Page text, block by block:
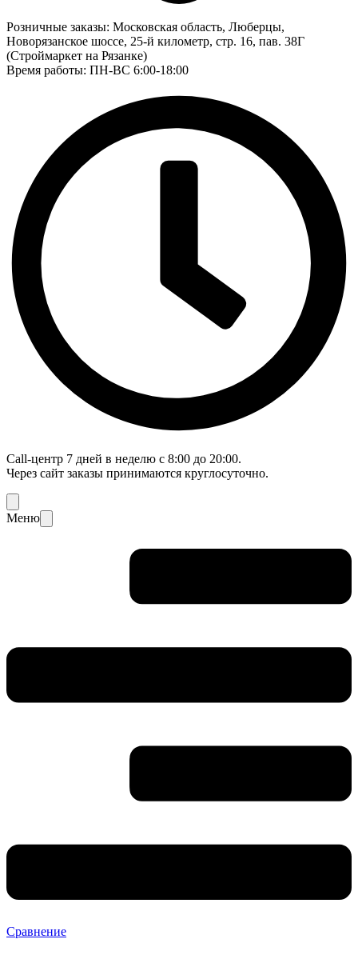
Розничные заказы: Московская область, Люберцы,
Новорязанское шоссе, 25-й километр, стр. 16, пав. 38Г
(Строймаркет на Рязанке)
Время работы: ПН-ВС 6:00-18:00
Call-центр 7 дней в неделю с 8:00 до 20:00.
Через сайт заказы принимаются круглосуточно.
Меню
Сравнение